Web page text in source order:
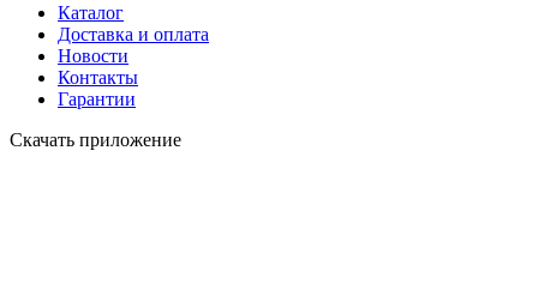
Каталог
Доставка и оплата
Новости
Контакты
Гарантии
Скачать приложение